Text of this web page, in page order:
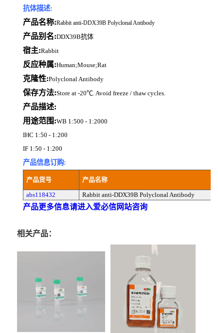
抗体描述:
产品名称:Rabbit anti-DDX39B Polyclonal Antibody
产品别名:DDX39B抗体
宿主:Rabbit
反应种属:Human;Mouse;Rat
克隆性:Polyclonal Antibody
保存方法:Store at -20℃. Avoid freeze / thaw cycles.
产品描述:
用途范围:WB 1:500 - 1:2000
IHC 1:50 - 1:200
IF 1:50 - 1:200
产品信息订购:
产品货号 产品名称
abs118432 Rabbit anti-DDX39B Polyclonal Antibody
产品更多信息请进入爱必信网站咨询
相关产品：